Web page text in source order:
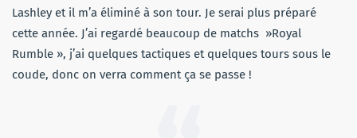
Lashley et il m’a éliminé à son tour. Je serai plus préparé
cette année. J’ai regardé beaucoup de matchs »Royal
Rumble », j’ai quelques tactiques et quelques tours sous le
coude, donc on verra comment ça se passe !